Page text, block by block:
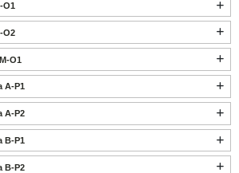
O1
O2
O1
A-P1
A-P2
B-P1
B-P2